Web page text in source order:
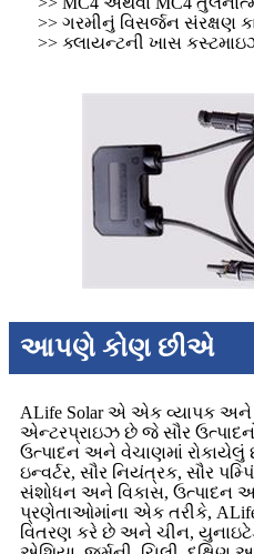
>> ગરમીનું વિસર્જન સંરક્ષણ
>> ક્લાયન્ટની ખાસ
આપણે કોણ છીએ
ALife Solar એ એક વ્યાપક અને
એન્ટરપ્રાઇઝ છે જે સૌર
ઉત્પાદન અને વેચાણમાં રોકાયેલું
ઇન્વર્ટર, સૌર નિયંત્રક, સૌર
સંશોધન અને વિકાસ, ઉત્પાદન
પ્રણેતાઓમાંના એક તરીકે, ALife
વિતરણ કરે છે અને ચીન, યુનાઇટેડ